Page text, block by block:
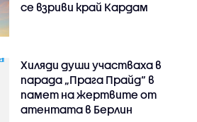
се взриви край Кардам
Хиляди души участваха в
парада „Прага Прайд“ в
памет на жертвите от
атентата в Берлин